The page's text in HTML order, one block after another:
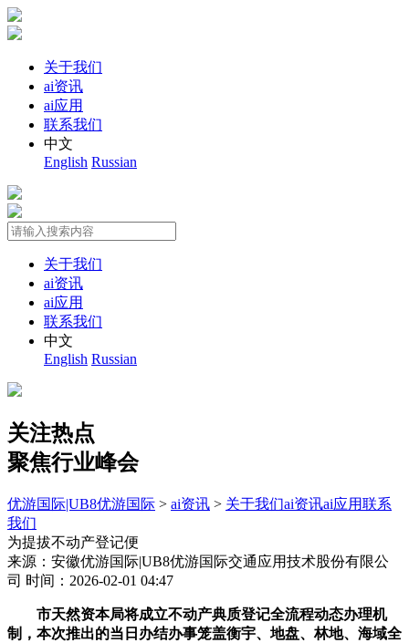
关于我们
ai资讯
ai应用
联系我们
中文
English Russian
关于我们
ai资讯
ai应用
联系我们
中文
English Russian
关注热点
聚焦行业峰会
优游国际|UB8优游国际 > ai资讯 > 关于我们ai资讯ai应用联系
我们
为提拔不动产登记便
来源：安徽优游国际|UB8优游国际交通应用技术股份有限公
司 时间：2026-02-01 04:47
市天然资本局将成立不动产典质登记全流程动态办理机
制，本次推出的当日办结办事笼盖衡宇、地盘、林地、海域全